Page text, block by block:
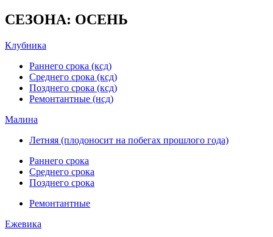
СЕЗОНА: ОСЕНЬ
Клубника
Раннего срока (ксд)
Среднего срока (ксд)
Позднего срока (ксд)
Ремонтантные (нсд)
Малина
Летняя (плодоносит на побегах прошлого года)
Раннего срока
Среднего срока
Позднего срока
Ремонтантные
Ежевика